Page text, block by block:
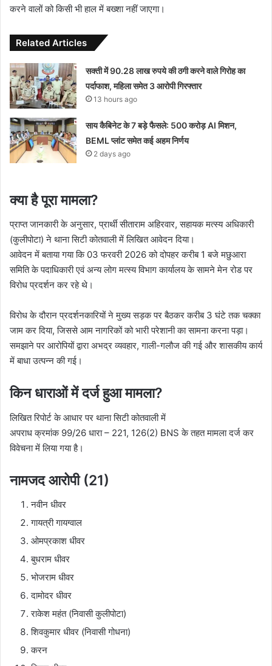
करने वालों को किसी भी हाल में बख्शा नहीं जाएगा।
Related Articles
सक्ती में 90.28 लाख रुपये की ठगी करने वाले गिरोह का
पर्दाफाश, महिला समेत 3 आरोपी गिरफ्तार
13 hours ago
साय कैबिनेट के 7 बड़े फैसले: 500 करोड़ AI मिशन,
BEML प्लांट समेत कई अहम निर्णय
2 days ago
क्या है पूरा मामला?
प्राप्त जानकारी के अनुसार, प्रार्थी सीताराम अहिरवार, सहायक मत्स्य अधिकारी
(कुलीपोटा) ने थाना सिटी कोतवाली में लिखित आवेदन दिया।
आवेदन में बताया गया कि 03 फरवरी 2026 को दोपहर करीब 1 बजे मछुआरा
समिति के पदाधिकारी एवं अन्य लोग मत्स्य विभाग कार्यालय के सामने मेन रोड पर
विरोध प्रदर्शन कर रहे थे।
विरोध के दौरान प्रदर्शनकारियों ने मुख्य सड़क पर बैठकर करीब 3 घंटे तक चक्का
जाम कर दिया, जिससे आम नागरिकों को भारी परेशानी का सामना करना पड़ा।
समझाने पर आरोपियों द्वारा अभद्र व्यवहार, गाली-गलौज की गई और शासकीय कार्य
में बाधा उत्पन्न की गई।
किन धाराओं में दर्ज हुआ मामला?
लिखित रिपोर्ट के आधार पर थाना सिटी कोतवाली में
अपराध क्रमांक 99/26 धारा – 221, 126(2) BNS के तहत मामला दर्ज कर
विवेचना में लिया गया है।
नामजद आरोपी (21)
नवीन धीवर
गायत्री गायग्वाल
ओमप्रकाश धीवर
बुधराम धीवर
भोजराम धीवर
दामोदर धीवर
राकेश महंत (निवासी कुलीपोटा)
शिवकुमार धीवर (निवासी गोधना)
करन